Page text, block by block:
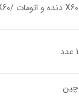
X60 دنده و اتومات /X60 دنده هیلمنی
1 عدد
چین